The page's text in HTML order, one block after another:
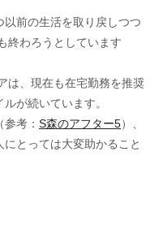
前の生活を取り戻しつつ
終わろうとしています
は、現在も在宅勤務を推奨
が続いています。
考： S森のアフター5）、
とっては大変助かること